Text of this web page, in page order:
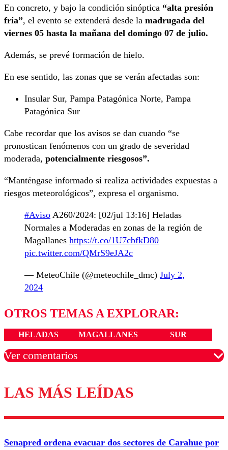
En concreto, y bajo la condición sinóptica “alta presión
fría”, el evento se extenderá desde la madrugada del
viernes 05 hasta la mañana del domingo 07 de julio.
Además, se prevé formación de hielo.
En ese sentido, las zonas que se verán afectadas son:
Insular Sur, Pampa Patagónica Norte, Pampa
Patagónica Sur
Cabe recordar que los avisos se dan cuando “se
pronostican fenómenos con un grado de severidad
moderada, potencialmente riesgosos”.
“Manténgase informado si realiza actividades expuestas a
riesgos meteorológicos”, expresa el organismo.
#Aviso A260/2024: [02/jul 13:16] Heladas
Normales a Moderadas en zonas de la región de
Magallanes https://t.co/1U7cbfkD80
pic.twitter.com/QMrS9eJA2c
— MeteoChile (@meteochile_dmc) July 2,
2024
OTROS TEMAS A EXPLORAR:
HELADAS MAGALLANES SUR
Ver comentarios
Los comentarios son moderados para garantizar un
diálogo respetuoso.
Correo
LAS MÁS LEÍDAS
Senapred ordena evacuar dos sectores de Carahue por